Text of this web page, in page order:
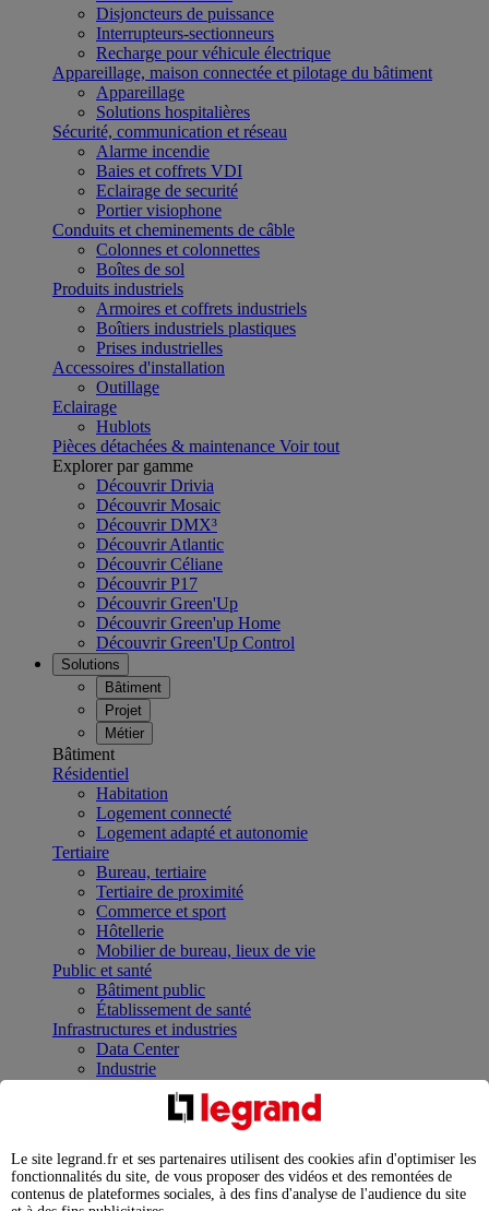
Disjoncteurs de puissance
Interrupteurs-sectionneurs
Recharge pour véhicule électrique
Appareillage, maison connectée et pilotage du bâtiment
Appareillage
Solutions hospitalières
Sécurité, communication et réseau
Alarme incendie
Baies et coffrets VDI
Eclairage de securité
Portier visiophone
Conduits et cheminements de câble
Colonnes et colonnettes
Boîtes de sol
Produits industriels
Armoires et coffrets industriels
Boîtiers industriels plastiques
Prises industrielles
Accessoires d'installation
Outillage
Eclairage
Hublots
Pièces détachées & maintenance Voir tout
Explorer par gamme
Découvrir Drivia
Découvrir Mosaic
Découvrir DMX³
Découvrir Atlantic
Découvrir Céliane
Découvrir P17
Découvrir Green'Up
Découvrir Green'up Home
Découvrir Green'Up Control
Solutions
Bâtiment
Projet
Métier
Bâtiment
Résidentiel
Habitation
Logement connecté
Logement adapté et autonomie
Tertiaire
Bureau, tertiaire
Tertiaire de proximité
Commerce et sport
Hôtellerie
Mobilier de bureau, lieux de vie
Public et santé
Bâtiment public
Établissement de santé
Infrastructures et industries
Data Center
Industrie
Infrastructures
Contrôler et planifier le fonctionnement des appareils
Répartir et optimiser son tableau électrique
Legrand Data Center Solutions : concentrer les
expertises au service de vos performances
Le site legrand.fr et ses partenaires utilisent des cookies afin d'optimiser les
fonctionnalités du site, de vous proposer des vidéos et des remontées de
contenus de plateformes sociales, à des fins d'analyse de l'audience du site